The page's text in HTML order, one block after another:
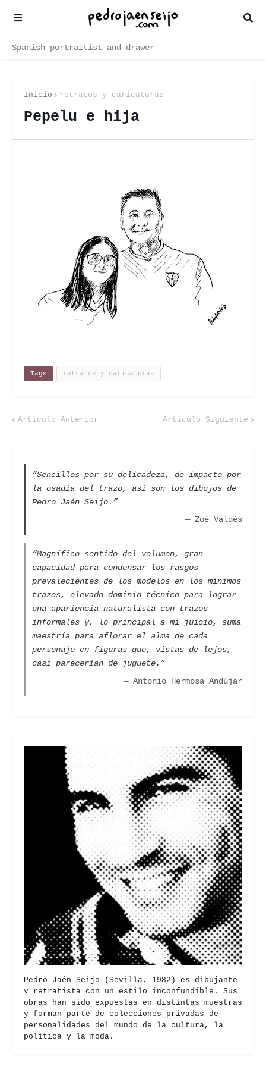
Spanish portraitist and drawer
Inicio retratos y caricaturas
Pepelu e hija
Tags retratos y caricaturas
Artículo Anterior Artículo Siguiente
“Sencillos por su delicadeza, de impacto por
la osadía del trazo, así son los dibujos de
Pedro Jaén Seijo.”
— Zoé Valdés
“Magnífico sentido del volumen, gran
capacidad para condensar los rasgos
prevalecientes de los modelos en los mínimos
trazos, elevado dominio técnico para lograr
una apariencia naturalista con trazos
informales y, lo principal a mi juicio, suma
maestría para aflorar el alma de cada
personaje en figuras que, vistas de lejos,
casi parecerían de juguete.”
— Antonio Hermosa Andújar
Pedro Jaén Seijo (Sevilla, 1982) es dibujante
y retratista con un estilo inconfundible. Sus
obras han sido expuestas en distintas muestras
y forman parte de colecciones privadas de
personalidades del mundo de la cultura, la
política y la moda.